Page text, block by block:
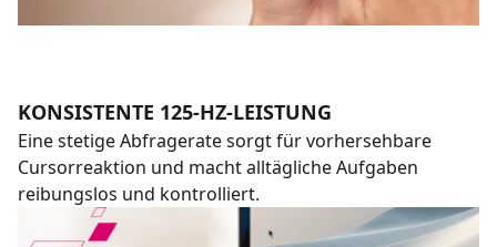
KONSISTENTE 125-HZ-LEISTUNG
Eine stetige Abfragerate sorgt für vorhersehbare
Cursorreaktion und macht alltägliche Aufgaben
reibungslos und kontrolliert.